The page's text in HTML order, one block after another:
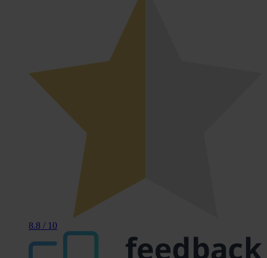
8.8 / 10